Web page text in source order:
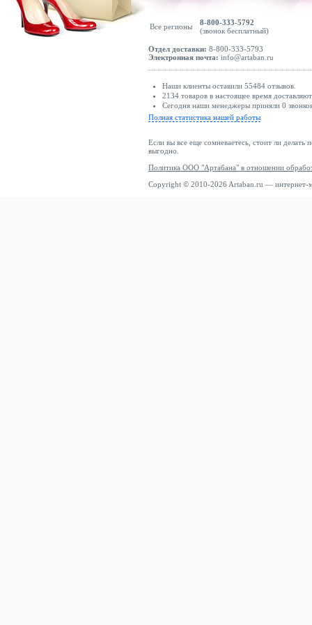
Все регионы
8-800-333-5792
(звонок бесплатный)
Отдел доставки: 8-800-333-5793
Электронная почта: info@artaban.ru
Наши клиенты оставили 55484 отзывов.
2134 товаров в настоящее время
Сегодня наши менеджеры приняли 0
Полная статистика нашей работы
Если вы все еще сомневаетесь, стоит ли делать
выгодно.
Политика ООО "Артабана" в отношении
Copyright © 2010-2026 Artaban.ru — интернет-